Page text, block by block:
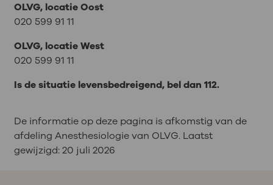
OLVG, locatie Oost
020 599 91 11
OLVG, locatie West
020 599 91 11
Is de situatie levensbedreigend, bel dan 112.
De informatie op deze pagina is afkomstig van de
afdeling Anesthesiologie van OLVG. Laatst
gewijzigd:20 juli 2026